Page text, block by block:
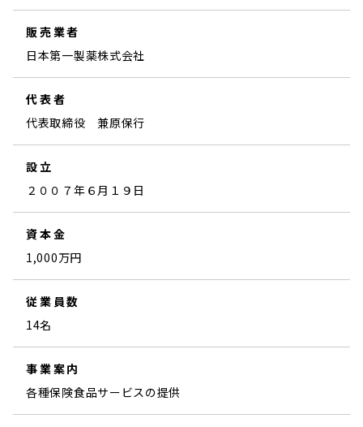
販売業者
日本第一製薬株式会社
代表者
代表取締役 兼原保行
設立
２００７年６月１９日
資本金
1,000万円
従業員数
14名
事業案内
各種保険食品サービスの提供